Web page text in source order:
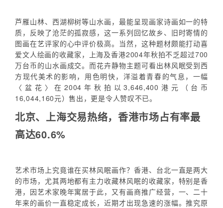
芦雁山林、西湖柳树等山水画，最能呈现画家诗画如一的特
质，反映了沧茫的孤寂感，这一系列回忆故乡、旧时寄情的
图画在艺评家的心中评价极高。当然，这种题材颇能打动喜
爱文人绘画的收藏家，上海及香港2004年秋拍不乏超过700
万台币的山水画成交。而花卉静物主题可看出林风眠受到西
方现代美术的影响，用色明快，洋溢着青春的气息，一幅
〈盆花〉在2004年秋拍以3,646,400港元（台币
16,044,160元）售出，更是令人赞叹不已。
北京、上海交易热络，香港市场占有率最
高达60.6%
艺术市场上究竟谁在买林风眠画作？香港、台北一直是两大
的市场，尤其两地都有主力收藏林风眠的收藏家，特别是香
港，因艺术家晚年寓居于此，又有画商推广经营，一、二十
年来的画价一直稳定成长，近期才出现急速的涨幅。推究原